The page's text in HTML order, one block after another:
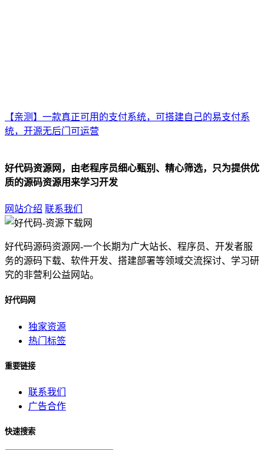
【亲测】一款真正可用的支付系统，可搭建自己的易支付系
统，开源无后门可运营
好代码资源网，由老程序员细心甄别、精心筛选，只为提供优
质的源码资源用来学习开发
网站介绍 联系我们
好代码源码资源网-一个长期为广大站长、程序员、开发者服
务的源码下载、软件开发、搭建部署等领域交流探讨、学习研
究的非营利公益网站。
好代码网
独家资源
热门标签
重要链接
联系我们
广告合作
快速搜索